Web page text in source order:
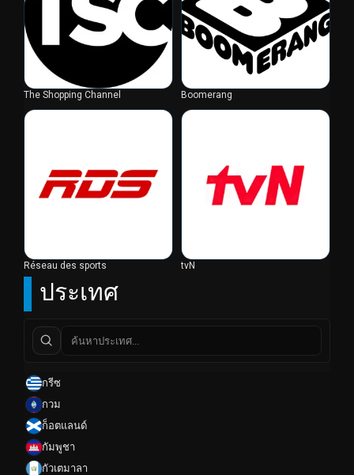
ประเทศ
กรีซ
กวม
ก็อตแลนด์
กัมพูชา
กัวเตมาลา
The Shopping Channel Boomerang
Réseau des sports tvN